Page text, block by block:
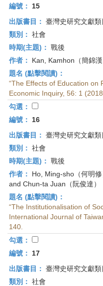
編號：
15
出版書目： 臺灣史研究文獻
類別： 社會
時期(主題)： 戰後
作者：
Kan, Kamhon（簡錦
題名 (點擊閱讀)：
“The Effects of Education on
Economic Inquiry, 56: 1
勾選：
編號：
16
出版書目： 臺灣史研究文獻
類別： 社會
時期(主題)： 戰後
作者：
Ho, Ming-sho（何明
and Chun-ta Juan（阮俊達）
題名 (點擊閱讀)：
“The Institutionalisation of
Interna­tional Journal of
140.
勾選：
編號：
17
出版書目： 臺灣史研究文獻
類別： 社會